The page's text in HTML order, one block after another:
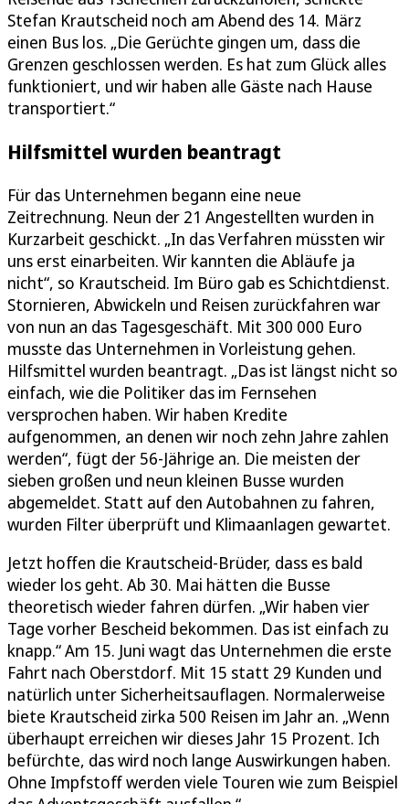
Stefan Krautscheid noch am Abend des 14. März
einen Bus los. „Die Gerüchte gingen um, dass die
Grenzen geschlossen werden. Es hat zum Glück alles
funktioniert, und wir haben alle Gäste nach Hause
transportiert.“
Hilfsmittel wurden beantragt
Für das Unternehmen begann eine neue
Zeitrechnung. Neun der 21 Angestellten wurden in
Kurzarbeit geschickt. „In das Verfahren müssten wir
uns erst einarbeiten. Wir kannten die Abläufe ja
nicht“, so Krautscheid. Im Büro gab es Schichtdienst.
Stornieren, Abwickeln und Reisen zurückfahren war
von nun an das Tagesgeschäft. Mit 300 000 Euro
musste das Unternehmen in Vorleistung gehen.
Hilfsmittel wurden beantragt. „Das ist längst nicht so
einfach, wie die Politiker das im Fernsehen
versprochen haben. Wir haben Kredite
aufgenommen, an denen wir noch zehn Jahre zahlen
werden“, fügt der 56-Jährige an. Die meisten der
sieben großen und neun kleinen Busse wurden
abgemeldet. Statt auf den Autobahnen zu fahren,
wurden Filter überprüft und Klimaanlagen gewartet.
Jetzt hoffen die Krautscheid-Brüder, dass es bald
wieder los geht. Ab 30. Mai hätten die Busse
theoretisch wieder fahren dürfen. „Wir haben vier
Tage vorher Bescheid bekommen. Das ist einfach zu
knapp.“ Am 15. Juni wagt das Unternehmen die erste
Fahrt nach Oberstdorf. Mit 15 statt 29 Kunden und
natürlich unter Sicherheitsauflagen. Normalerweise
biete Krautscheid zirka 500 Reisen im Jahr an. „Wenn
überhaupt erreichen wir dieses Jahr 15 Prozent. Ich
befürchte, das wird noch lange Auswirkungen haben.
Ohne Impfstoff werden viele Touren wie zum Beispiel